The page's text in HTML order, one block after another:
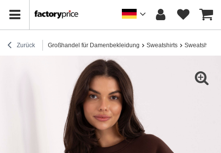
Zurück Großhandel für Damenbekleidung Sweatshirts Sweatshirts